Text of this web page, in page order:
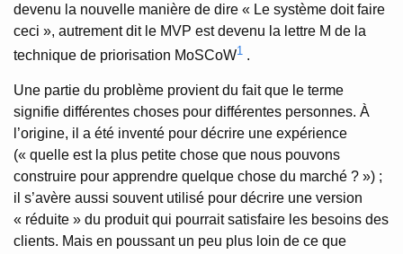
devenu la nouvelle manière de dire « Le système doit faire
ceci », autrement dit le MVP est devenu la lettre M de la
technique de priorisation MoSCoW1 .
Une partie du problème provient du fait que le terme
signifie différentes choses pour différentes personnes. À
l’origine, il a été inventé pour décrire une expérience
(« quelle est la plus petite chose que nous pouvons
construire pour apprendre quelque chose du marché ? ») ;
il s’avère aussi souvent utilisé pour décrire une version
« réduite » du produit qui pourrait satisfaire les besoins des
clients. Mais en poussant un peu plus loin de ce que